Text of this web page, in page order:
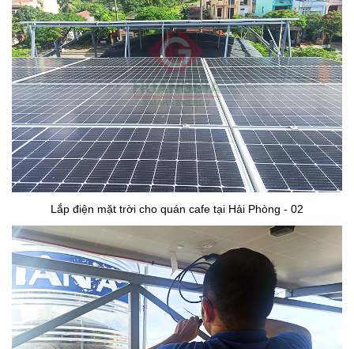
Lắp điện mặt trời cho quán cafe tại Hải Phòng - 02